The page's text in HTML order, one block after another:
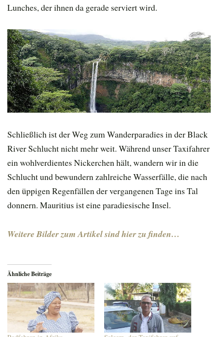
Lunches, der ihnen da gerade serviert wird.
Schließlich ist der Weg zum Wanderparadies in der Black
River Schlucht nicht mehr weit. Während unser Taxifahrer
ein wohlverdientes Nickerchen hält, wandern wir in die
Schlucht und bewundern zahlreiche Wasserfälle, die nach
den üppigen Regenfällen der vergangenen Tage ins Tal
donnern. Mauritius ist eine paradiesische Insel.
Weitere Bilder zum Artikel sind hier zu finden…
Ähnliche Beiträge